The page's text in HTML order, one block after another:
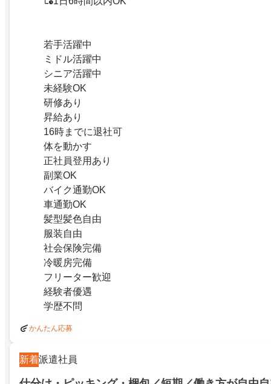
若手活躍中
ミドル活躍中
シニア活躍中
未経験OK
研修あり
昇給あり
16時までに退社可
体を動かす
正社員登用あり
副業OK
バイク通勤OK
車通勤OK
髪型髪色自由
服装自由
社会保険完備
冷暖房完備
フリーター歓迎
経験者優遇
学歴不問
かんたん応募
新着派遣社員